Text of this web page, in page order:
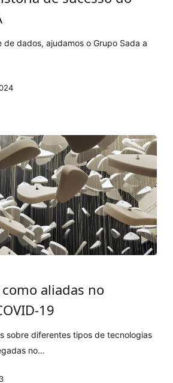
de dados, ajudamos o Grupo Sada a
aliadas no
19
sobre diferentes tipos de tecnologias
no…